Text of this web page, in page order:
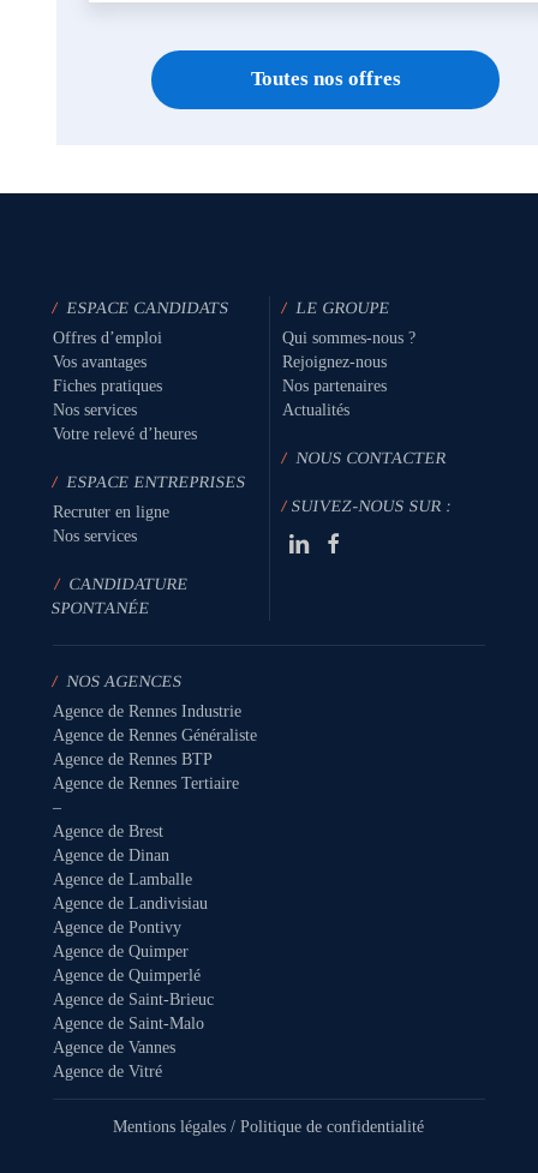
Toutes nos offres
/ ESPACE CANDIDATS
Offres d’emploi
Vos avantages
Fiches pratiques
Nos services
Votre relevé d’heures
/ ESPACE ENTREPRISES
Recruter en ligne
Nos services
/ CANDIDATURE
SPONTANÉE
/ LE GROUPE
Qui sommes-nous ?
Rejoignez-nous
Nos partenaires
Actualités
/NOUS CONTACTER
/SUIVEZ-NOUS SUR :
/ NOS AGENCES
Agence de Rennes Industrie
Agence de Rennes Généraliste
Agence de Rennes BTP
Agence de Rennes Tertiaire
–
Agence de Brest
Agence de Dinan
Agence de Lamballe
Agence de Landivisiau
Agence de Pontivy
Agence de Quimper
Agence de Quimperlé
Agence de Saint-Brieuc
Agence de Saint-Malo
Agence de Vannes
Agence de Vitré
Mentions légales /Politique de confidentialité